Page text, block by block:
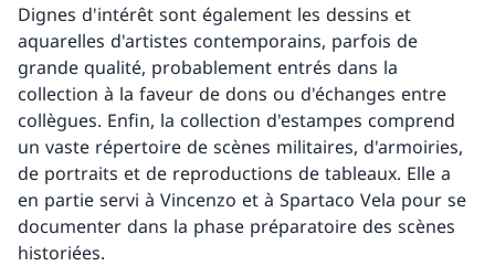
Dignes d'intérêt sont également les dessins et
aquarelles d'artistes contemporains, parfois de
grande qualité, probablement entrés dans la
collection à la faveur de dons ou d'échanges entre
collègues. Enfin, la collection d'estampes comprend
un vaste répertoire de scènes militaires, d'armoiries,
de portraits et de reproductions de tableaux. Elle a
en partie servi à Vincenzo et à Spartaco Vela pour se
documenter dans la phase préparatoire des scènes
historiées.